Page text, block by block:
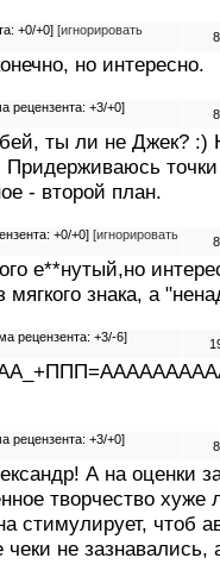
+0/+0] [игнорировать
но интересно.
рецензента: +3/+0]
ты ли не Джек? :)
Придерживаюсь
- второй план.
+0/+0] [игнорировать
е**нутый,но
мягкого знака, а
рецензента: +3/-6]
рецензента: +3/+0]
А на оценки
творчество хуже
стимулирует, чтоб
не